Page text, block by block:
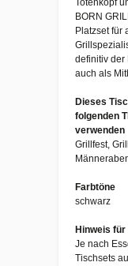
Totenkopf
BORN
Platzset für
definitiv der
auch als
Dieses
folgenden
verwenden
Grillfest,
Farbtöne
schwarz
Hinweis
Je nach
Tischsets